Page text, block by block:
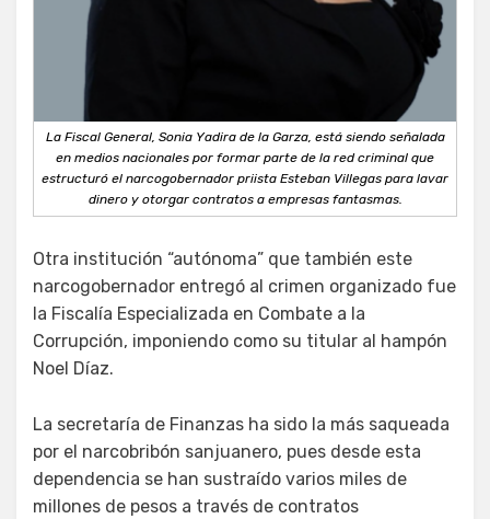
La Fiscal General, Sonia Yadira de la Garza, está siendo señalada
en medios nacionales por formar parte de la red criminal que
estructuró el narcogobernador priista Esteban Villegas para lavar
dinero y otorgar contratos a empresas fantasmas.
Otra institución “autónoma” que también este
narcogobernador entregó al crimen organizado fue
la Fiscalía Especializada en Combate a la
Corrupción, imponiendo como su titular al hampón
Noel Díaz.
La secretaría de Finanzas ha sido la más saqueada
por el narcobribón sanjuanero, pues desde esta
dependencia se han sustraído varios miles de
millones de pesos a través de contratos